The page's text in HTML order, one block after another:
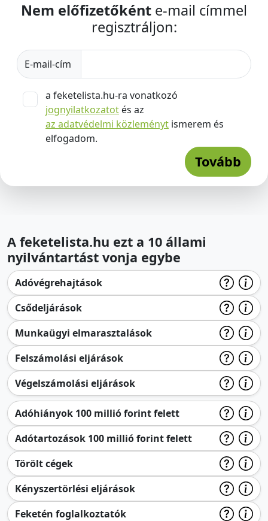
Nem előfizetőként e-mail címmel
regisztráljon:
E-mail-cím
a feketelista.hu-ra vonatkozó
jognyilatkozatot és az
az adatvédelmi közleményt ismerem és
elfogadom.
Tovább
A feketelista.hu ezt a 10 állami
nyilvántartást vonja egybe
Adóvégrehajtások
Csődeljárások
Munkaügyi elmarasztalások
Felszámolási eljárások
Végelszámolási eljárások
Adóhiányok 100 millió forint felett
Adótartozások 100 millió forint felett
Törölt cégek
Kényszertörlési eljárások
Feketén foglalkoztatók